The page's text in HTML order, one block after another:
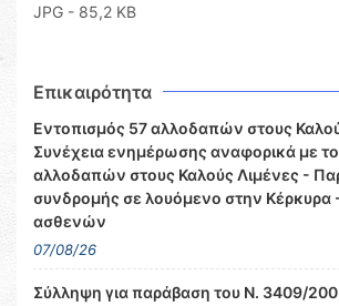
JPG - 85,2 KB
Επικαιρότητα
Εντοπισμός 57 αλλοδαπών στους
Συνέχεια ενημέρωσης αναφορικά με
αλλοδαπών στους Καλούς Λιμένες -
συνδρομής σε λουόμενο στην Κέρκυρα
ασθενών
07/08/26
Σύλληψη για παράβαση του Ν. 3409/